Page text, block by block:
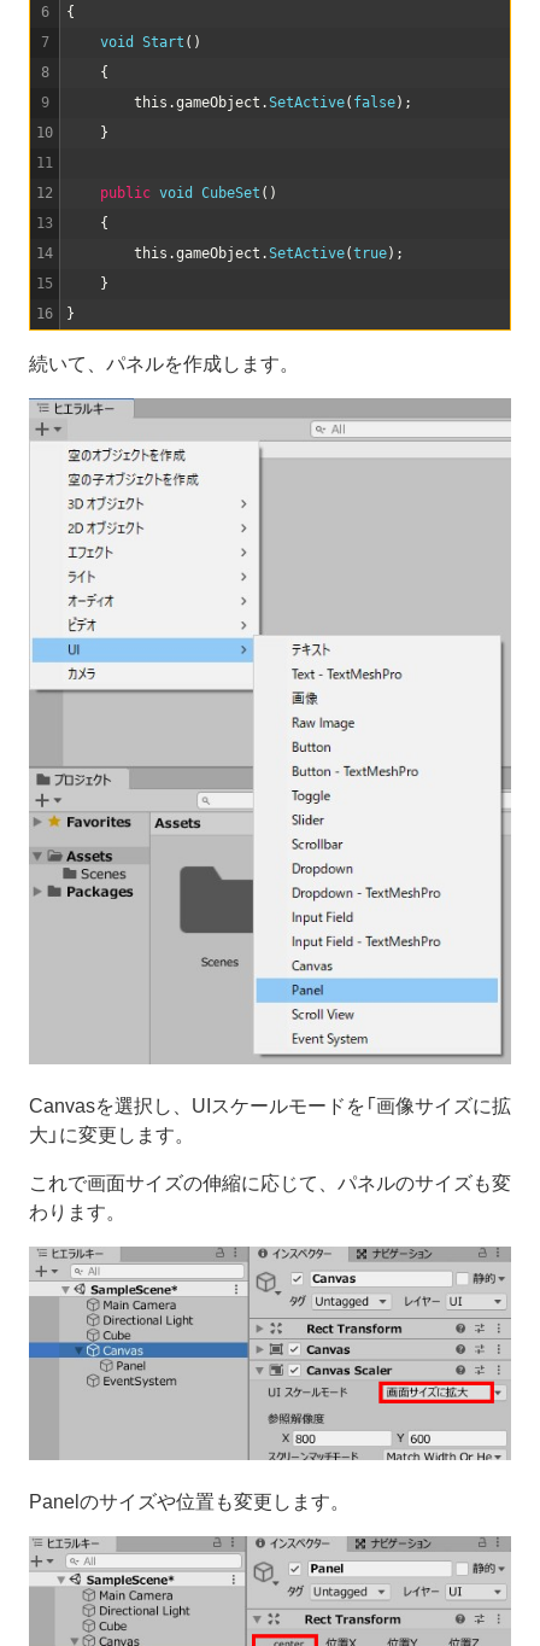
6
7
8
9
10
11
12
13
14
15
16
{
void
Start ( )
{
this .gameObject .SetActive( false) ;
}
public void CubeSet ( )
{
this .gameObject .SetActive(true) ;
}
}
続いて、パネルを作成します。
Canvasを選択し、UIスケールモードを「画像サイズに拡
大」に変更します。
これで画面サイズの伸縮に応じて、パネルのサイズも変
わります。
Panelのサイズや位置も変更します。